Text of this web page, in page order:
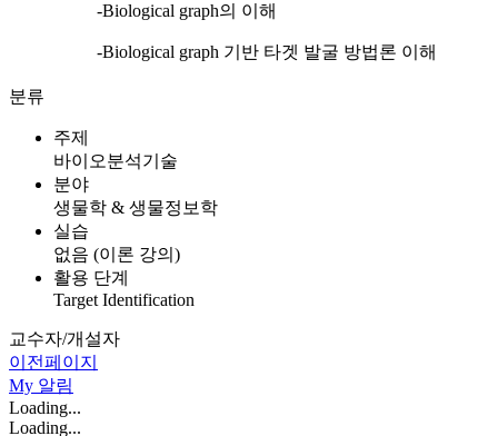
-Biological graph의 이해
-Biological graph 기반 타겟 발굴 방법론 이해
분류
주제
바이오분석기술
분야
생물학 & 생물정보학
실습
없음 (이론 강의)
활용 단계
Target Identification
교수자/개설자
이전페이지
My 알림
Loading...
Loading...